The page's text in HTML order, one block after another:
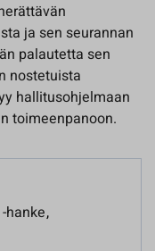
ja sen seurannan
palautetta sen
nostetuista
hallitusohjelmaan
toimeenpanoon.
-hanke,